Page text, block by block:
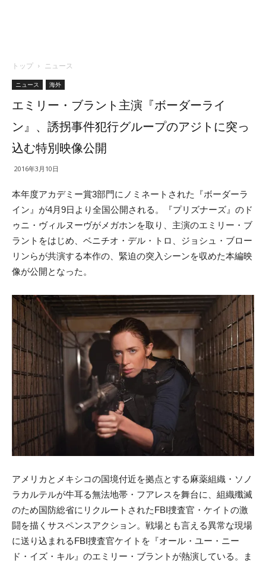
トップ ニュース
ニュース 海外
エミリー・ブラント主演『ボーダーライ
ン』、誘拐事件犯行グループのアジトに突っ
込む特別映像公開
2016年3月10日
本年度アカデミー賞3部門にノミネートされた『ボーダーラ
イン』が4月9日より全国公開される。『プリズナーズ』のド
ゥニ・ヴィルヌーヴがメガホンを取り、主演のエミリー・ブ
ラントをはじめ、ベニチオ・デル・トロ、ジョシュ・ブロー
リンらが共演する本作の、緊迫の突入シーンを収めた本編映
像が公開となった。
アメリカとメキシコの国境付近を拠点とする麻薬組織・ソノ
ラカルテルが牛耳る無法地帯・フアレスを舞台に、組織殲滅
のため国防総省にリクルートされたFBI捜査官・ケイトの激
闘を描くサスペンスアクション。戦場とも言える異常な現場
に送り込まれるFBI捜査官ケイトを『オール・ユー・ニー
ド・イズ・キル』のエミリー・ブラントが熱演している。ま